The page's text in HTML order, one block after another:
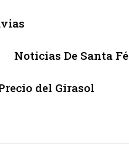
Noticias De Santa Fé
del Girasol